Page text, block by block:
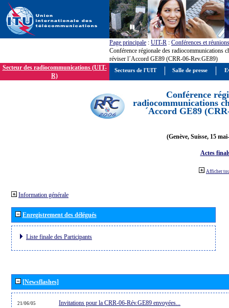
Page principale : UIT-R : Conférences et réunions
Conférence régionale des radiocommunications
réviser l´Accord GE89 (CRR-06-Rev.GE89)
Secteur des radiocommunications (UIT-
R)
Conférence
radiocommunications
´Accord GE89
(Genève, Suisse, 15
Actes
Afficher
Information générale
Enregistrement des délégués
Liste finale des Participants
[Newsflashes]
21/06/05 Invitations pour la CRR-06-Rév.GE89 envoyées...
Secteurs de l'UIT Salle de presse